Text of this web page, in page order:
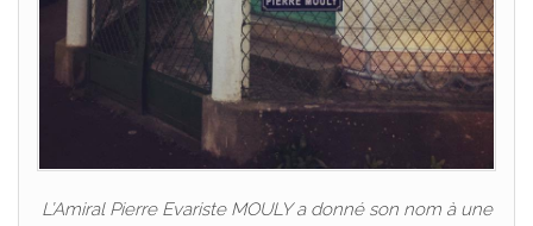
L’Amiral Pierre Evariste MOULY a donné son nom à une